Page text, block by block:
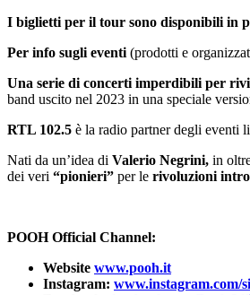
I biglietti per il tour sono disponibili in
Per info sugli eventi (prodotti e
Una serie di concerti imperdibili per
band uscito nel 2023 in una speciale
RTL 102.5 è la radio partner degli eventi
Nati da un’idea di Valerio Negrini, in
dei veri “pionieri” per le rivoluzioni
POOH Official Channel:
Website www.pooh.it
Instagram: www.instagram.com/